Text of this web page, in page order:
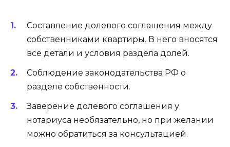
Составление долевого соглашения между
собственниками квартиры. В него вносятся
все детали и условия раздела долей.
Соблюдение законодательства РФ о
разделе собственности.
Заверение долевого соглашения у
нотариуса необязательно, но при желании
можно обратиться за консультацией.